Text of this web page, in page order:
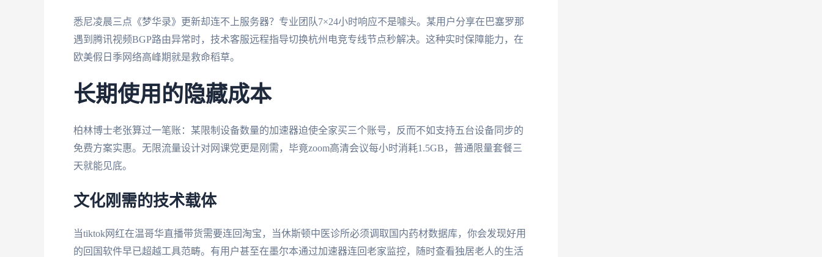
悉尼凌晨三点《梦华录》更新却连不上服务器？专业团队7×24小时响应不是噱头。某用户分享在巴塞罗那
遇到腾讯视频BGP路由异常时，技术客服远程指导切换杭州电竞专线节点秒解决。这种实时保障能力，在
欧美假日季网络高峰期就是救命稻草。
长期使用的隐藏成本
柏林博士老张算过一笔账：某限制设备数量的加速器迫使全家买三个账号，反而不如支持五台设备同步的
免费方案实惠。无限流量设计对网课党更是刚需，毕竟zoom高清会议每小时消耗1.5GB，普通限量套餐三
天就能见底。
文化刚需的技术载体
当tiktok网红在温哥华直播带货需要连回淘宝，当休斯顿中医诊所必须调取国内药材数据库，你会发现好用
的回国软件早已超越工具范畴。有用户甚至在墨尔本通过加速器连回老家监控，随时查看独居老人的生活